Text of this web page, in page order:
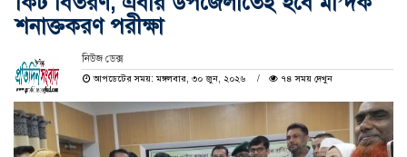
শনাক্তকরণ পরীক্ষা
নিউজ ডেক্স
আপডেটের সময়: মঙ্গলবার, ৩০ জুন, ২০২৬
৭৪ সময় দেখুন